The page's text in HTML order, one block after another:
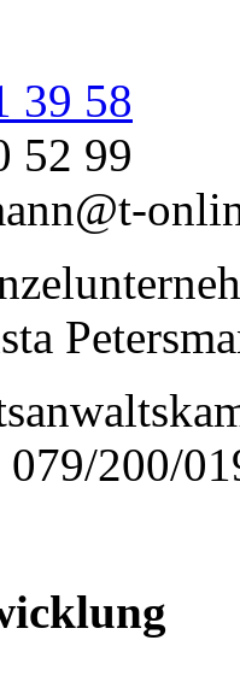
39 58
52 99
079/200/